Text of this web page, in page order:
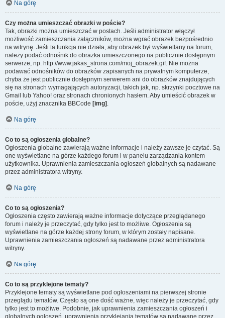
Na górę
Czy można umieszczać obrazki w poście?
Tak, obrazki można umieszczać w postach. Jeśli administrator włączył
możliwość zamieszczania załączników, można wgrać obrazek bezpośrednio
na witrynę. Jeśli ta funkcja nie działa, aby obrazek był wyświetlany na forum,
należy podać odnośnik do obrazka umieszczonego na publicznie dostępnym
serwerze, np. http://www.jakas_strona.com/moj_obrazek.gif. Nie można
podawać odnośników do obrazków zapisanych na prywatnym komputerze,
chyba że jest publicznie dostępnym serwerem ani do obrazków znajdujących
się na stronach wymagających autoryzacji, takich jak, np. skrzynki pocztowe na
Gmail lub Yahoo! oraz stronach chronionych hasłem. Aby umieścić obrazek w
poście, użyj znacznika BBCode [img] .
Na górę
Co to są ogłoszenia globalne?
Ogłoszenia globalne zawierają ważne informacje i należy zawsze je czytać. Są
one wyświetlane na górze każdego forum i w panelu zarządzania kontem
użytkownika. Uprawnienia zamieszczania ogłoszeń globalnych są nadawane
przez administratora witryny.
Na górę
Co to są ogłoszenia?
Ogłoszenia często zawierają ważne informacje dotyczące przeglądanego
forum i należy je przeczytać, gdy tylko jest to możliwe. Ogłoszenia są
wyświetlane na górze każdej strony forum, w którym zostały napisane.
Uprawnienia zamieszczania ogłoszeń są nadawane przez administratora
witryny.
Na górę
Co to są przyklejone tematy?
Przyklejone tematy są wyświetlane pod ogłoszeniami na pierwszej stronie
przeglądu tematów. Często są one dość ważne, więc należy je przeczytać, gdy
tylko jest to możliwe. Podobnie, jak uprawnienia zamieszczania ogłoszeń i
globalnych ogłoszeń, uprawnienia przyklejania tematów są nadawane przez